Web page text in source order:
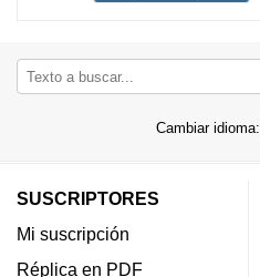
Cambiar idioma:
SUSCRIPTORES
Mi suscripción
Réplica en PDF